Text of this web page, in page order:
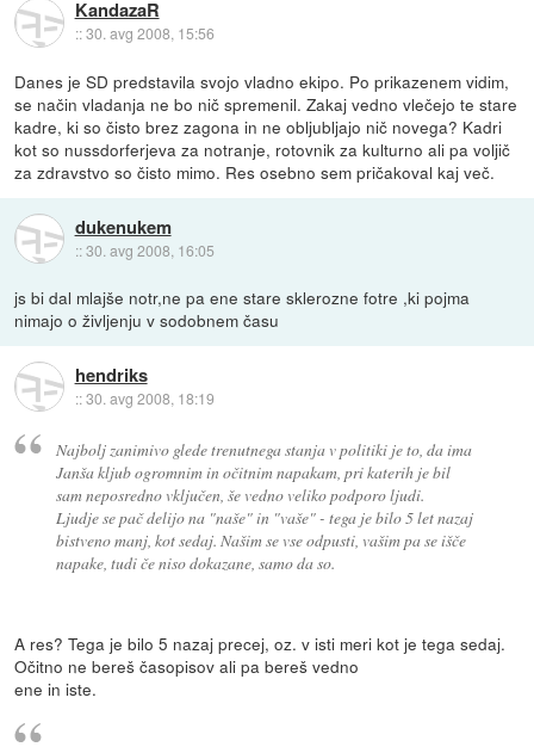
KandazaR
::30. avg 2008, 15:56
Danes je SD predstavila svojo vladno ekipo. Po prikazenem vidim,
se način vladanja ne bo nič spremenil. Zakaj vedno vlečejo te stare
kadre, ki so čisto brez zagona in ne obljubljajo nič novega? Kadri
kot so nussdorferjeva za notranje, rotovnik za kulturno ali pa voljič
za zdravstvo so čisto mimo. Res osebno sem pričakoval kaj več.
dukenukem
::30. avg 2008, 16:05
js bi dal mlajše notr,ne pa ene stare sklerozne fotre ,ki pojma
nimajo o življenju v sodobnem času
hendriks
::30. avg 2008, 18:19
Najbolj zanimivo glede trenutnega stanja v politiki je to, da ima
Janša kljub ogromnim in očitnim napakam, pri katerih je bil
sam neposredno vključen, še vedno veliko podporo ljudi.
Ljudje se pač delijo na "naše" in "vaše" - tega je bilo 5 let nazaj
bistveno manj, kot sedaj. Našim se vse odpusti, vašim pa se išče
napake, tudi če niso dokazane, samo da so.
A res? Tega je bilo 5 nazaj precej, oz. v isti meri kot je tega sedaj.
Očitno ne bereš časopisov ali pa bereš vedno
ene in iste.